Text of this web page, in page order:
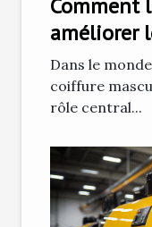
améliorer
pour
élégante
Dans le
coiffure
rôle central...